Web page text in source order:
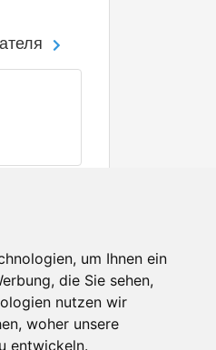
um Ihnen ein
die Sie sehen,
nutzen wir
woher unsere
entwickeln.